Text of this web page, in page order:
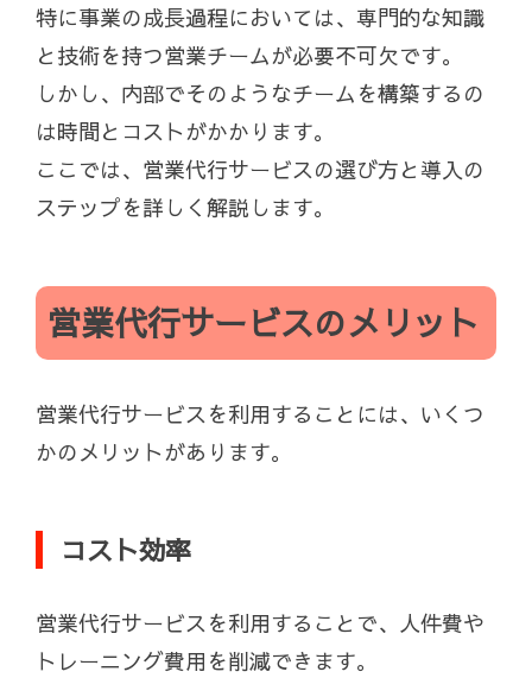
特に事業の成長過程においては、専門的な知識
と技術を持つ営業チームが必要不可欠です。
しかし、内部でそのようなチームを構築するの
は時間とコストがかかります。
ここでは、営業代行サービスの選び方と導入の
ステップを詳しく解説します。
営業代行サービスのメリット
営業代行サービスを利用することには、いくつ
かのメリットがあります。
コスト効率
営業代行サービスを利用することで、人件費や
トレーニング費用を削減できます。